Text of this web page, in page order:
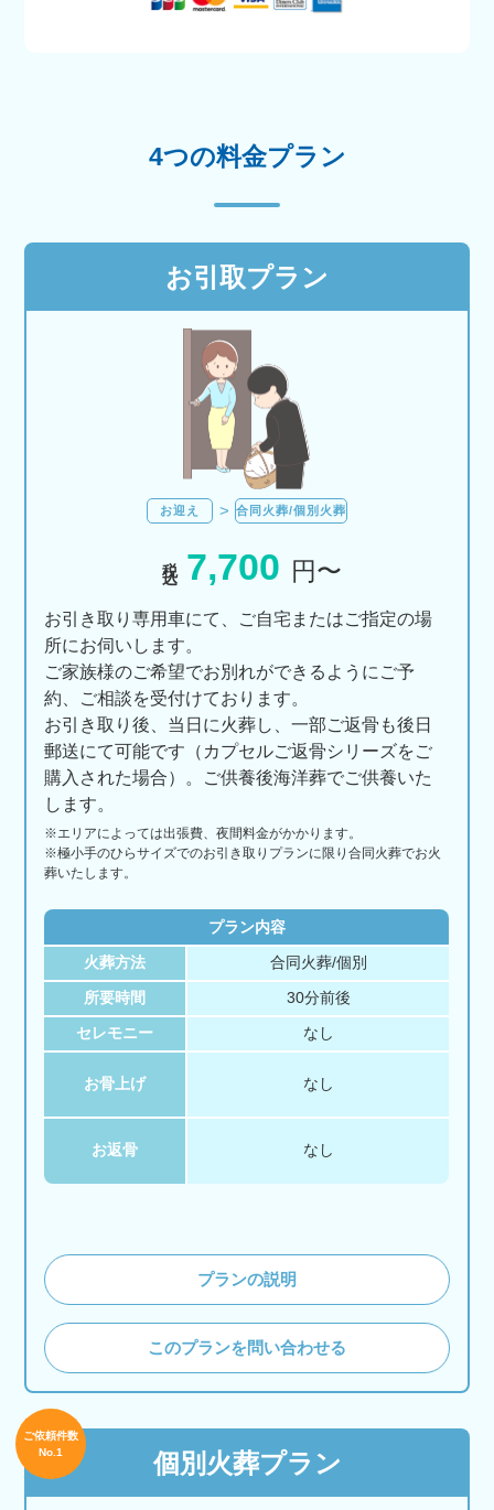
4つの料金プラン
お引取プラン
お迎え 合同火葬/個別火葬
7,700 円〜
お引き取り専用車にて、ご自宅またはご指定の場
所にお伺いします。
ご家族様のご希望でお別れができるようにご予
約、ご相談を受付けております。
お引き取り後、当日に火葬し、一部ご返骨も後日
郵送にて可能です（カプセルご返骨シリーズをご
購入された場合）。ご供養後海洋葬でご供養いた
します。
※エリアによっては出張費、夜間料金がかかります。
※極小手のひらサイズでのお引き取りプランに限り合同火葬でお火
葬いたします。
プラン内容
火葬方法 合同火葬/個別
所要時間 30分前後
セレモニー なし
お骨上げ なし
お返骨 なし
プランの説明
このプランを問い合わせる
個別火葬プラン
ご依頼件数
No.1